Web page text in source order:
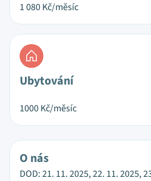
1 080Kč/měsíc
Ubytování
1000Kč/měsíc
O nás
DOD: 21. 11. 2025, 22. 11. 2025,